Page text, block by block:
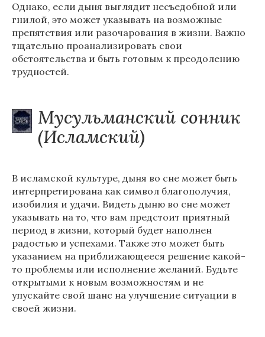
Однако, если дыня выглядит несъедобной или
гнилой, это может указывать на возможные
препятствия или разочарования в жизни. Важно
тщательно проанализировать свои
обстоятельства и быть готовым к преодолению
трудностей.
Мусульманский сонник
(Исламский)
В исламской культуре, дыня во сне может быть
интерпретирована как символ благополучия,
изобилия и удачи. Видеть дыню во сне может
указывать на то, что вам предстоит приятный
период в жизни, который будет наполнен
радостью и успехами. Также это может быть
указанием на приближающееся решение какой-
то проблемы или исполнение желаний. Будьте
открытыми к новым возможностям и не
упускайте свой шанс на улучшение ситуации в
своей жизни.